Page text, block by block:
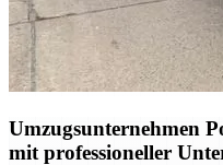
Umzugsunternehmen
mit professioneller